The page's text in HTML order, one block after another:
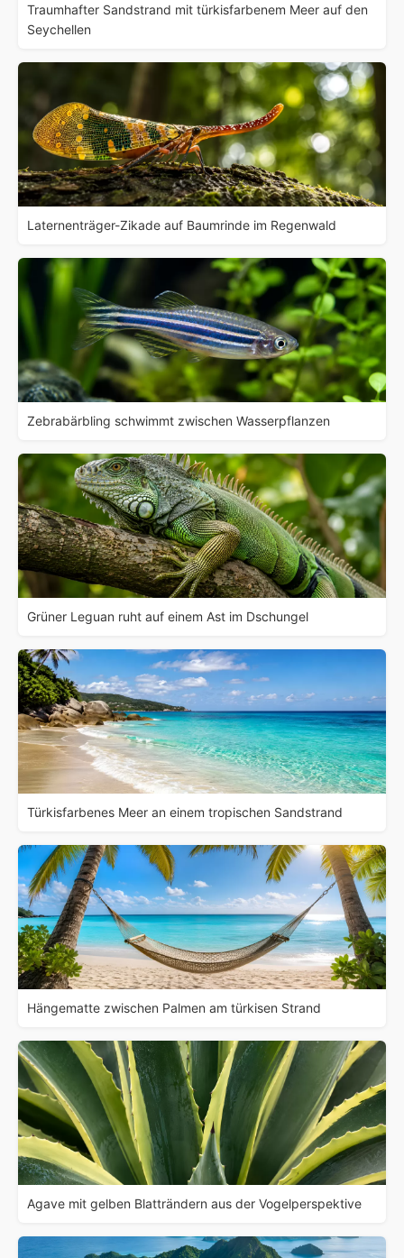
Traumhafter Sandstrand mit türkisfarbenem Meer auf den
Seychellen
Laternenträger-Zikade auf Baumrinde im Regenwald
Zebrabärbling schwimmt zwischen Wasserpflanzen
Grüner Leguan ruht auf einem Ast im Dschungel
Türkisfarbenes Meer an einem tropischen Sandstrand
Hängematte zwischen Palmen am türkisen Strand
Agave mit gelben Blatträndern aus der Vogelperspektive